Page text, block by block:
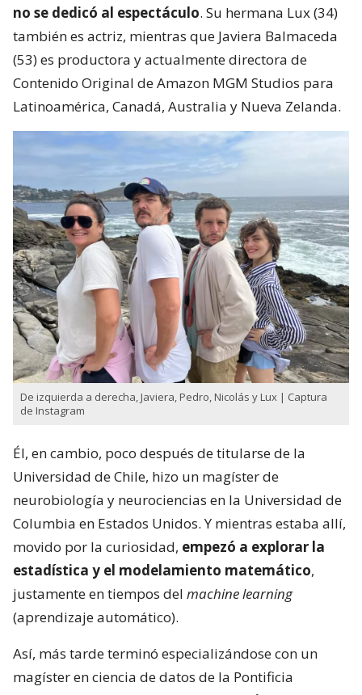
no se dedicó al espectáculo. Su hermana Lux (34)
también es actriz, mientras que Javiera Balmaceda
(53) es productora y actualmente directora de
Contenido Original de Amazon MGM Studios para
Latinoamérica, Canadá, Australia y Nueva Zelanda.
De izquierda a derecha, Javiera, Pedro, Nicolás y Lux | Captura
de Instagram
Él, en cambio, poco después de titularse de la
Universidad de Chile, hizo un magíster de
neurobiología y neurociencias en la Universidad de
Columbia en Estados Unidos. Y mientras estaba allí,
movido por la curiosidad, empezó a explorar la
estadística y el modelamiento matemático,
justamente en tiempos del machine learning
(aprendizaje automático).
Así, más tarde terminó especializándose con un
magíster en ciencia de datos de la Pontificia